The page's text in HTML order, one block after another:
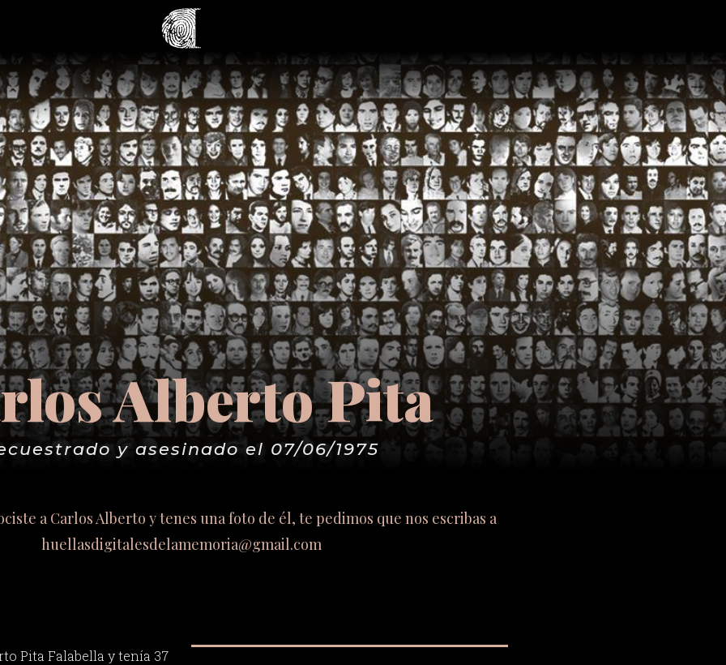
Alberto Pita
y asesinado el 07/06/1975
a Carlos Alberto y tenes una foto de él, te pedimos que nos escribas a
huellasdigitalesdelamemoria@gmail.com
Pita Falabella y tenía 37